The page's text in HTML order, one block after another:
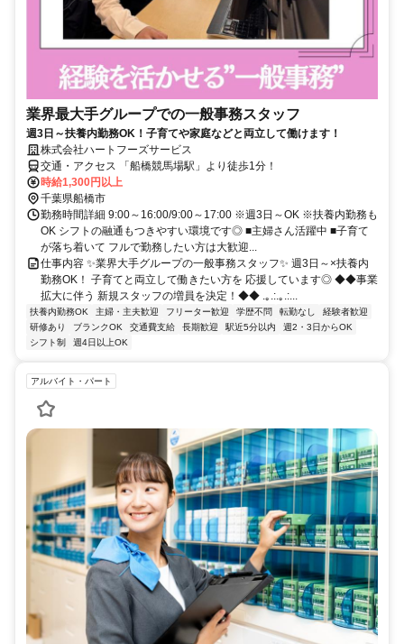
業界最大手グループでの一般事務スタッフ
週3日～扶養内勤務OK！子育てや家庭などと両立して働けます！
株式会社ハートフーズサービス
交通・アクセス 「船橋競馬場駅」より徒歩1分！
時給1,300円以上
千葉県船橋市
勤務時間詳細 9:00～16:00/9:00～17:00 ※週3日～OK ※扶養内勤務も
OK シフトの融通もつきやすい環境です◎ ■主婦さん活躍中 ■子育て
が落ち着いて フルで勤務したい方は大歓迎...
仕事内容 ✨業界大手グループの一般事務スタッフ✨ 週3日～×扶養内
勤務OK！ 子育てと両立して働きたい方を 応援しています◎ ◆◆事業
拡大に伴う 新規スタッフの増員を決定！◆◆ .｡.:.｡.:...
扶養内勤務OK 主婦・主夫歓迎 フリーター歓迎 学歴不問 転勤なし
経験者歓迎
研修あり
ブランクOK 交通費支給 長期歓迎 駅近5分以内
週2・3日からOK
シフト制
週4日以上OK
アルバイト・パート